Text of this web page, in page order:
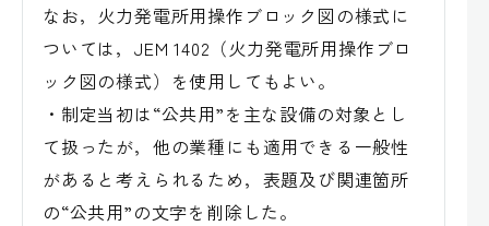
なお，火力発電所用操作ブロック図の様式に
ついては，JEM 1402（火力発電所用操作ブロ
ック図の様式）を使用してもよい。
・制定当初は“公共用”を主な設備の対象とし
て扱ったが，他の業種にも適用できる一般性
があると考えられるため，表題及び関連箇所
の“公共用”の文字を削除した。